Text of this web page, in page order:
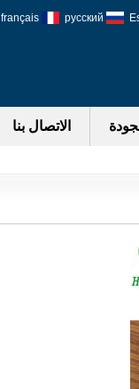
français русский
الاتصال بنا